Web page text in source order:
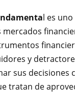
l es
y
sus decisiones
tratan de